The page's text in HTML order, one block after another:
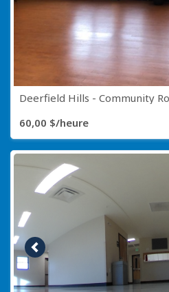
Deerfield Hills - Community
60,00 $/heure
Image précédente